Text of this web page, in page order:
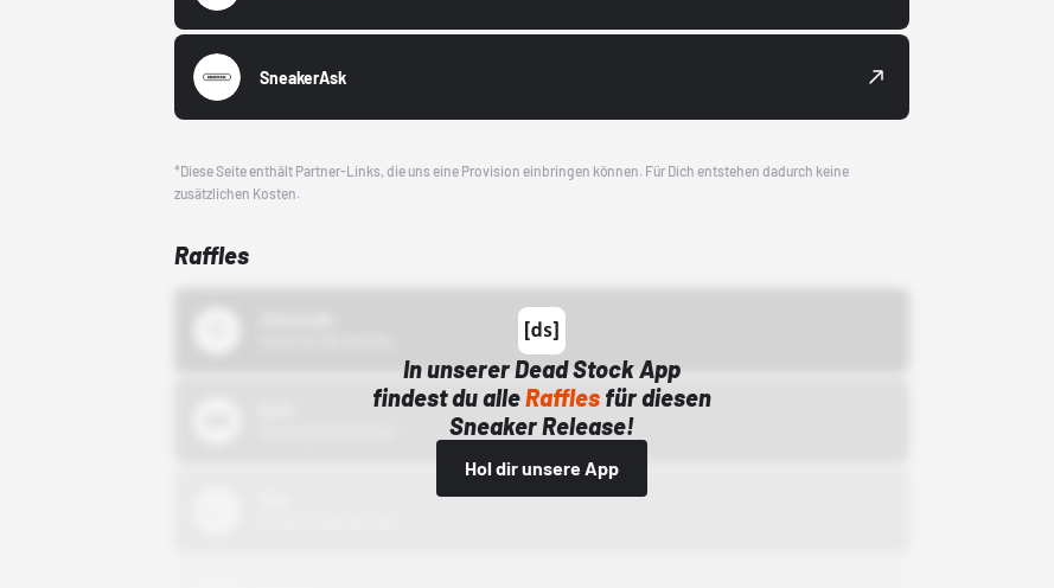
SneakerAsk
*Diese Seite enthält Partner-Links, die uns eine Provision einbringen können. Für Dich entstehen dadurch keine
zusätzlichen Kosten.
Raffles
In unserer Dead Stock App
findest du alleRaffles für diesen
Sneaker Release!
Hol dir unsere App